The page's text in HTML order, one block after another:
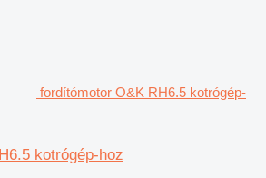
fordítómotor O&K RH6.5 kotrógép-
kotrógép-hoz